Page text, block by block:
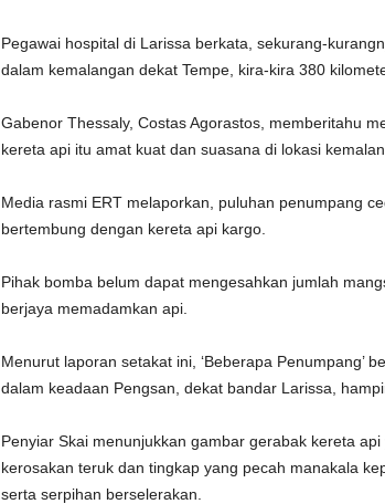
Pegawai hospital di Larissa berkata, sekurang-
dalam kemalangan dekat Tempe, kira-kira 380
Gabenor Thessaly, Costas Agorastos, memberitahu
kereta api itu amat kuat dan suasana di lokasi
Media rasmi ERT melaporkan, puluhan penumpang
bertembung dengan kereta api kargo.
Pihak bomba belum dapat mengesahkan jumlah
berjaya memadamkan api.
Menurut laporan setakat ini, ‘Beberapa Penumpang’
dalam keadaan Pengsan, dekat bandar Larissa,
Penyiar Skai menunjukkan gambar gerabak kereta
kerosakan teruk dan tingkap yang pecah manakala
serta serpihan berselerakan.